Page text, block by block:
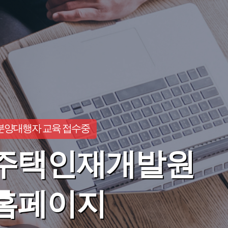
양대행자 교육 접수중
택인재개발원
페이지